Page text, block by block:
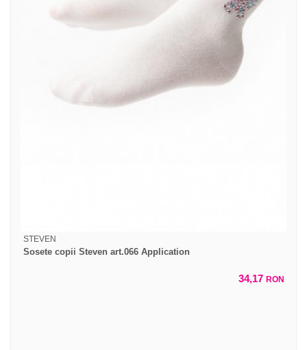
STEVEN
Sosete copii Steven art.066 Application
34,17 RON